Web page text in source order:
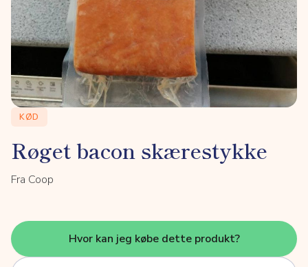
KØD
Røget bacon skærestykke
Fra Coop
Hvor kan jeg købe dette produkt?